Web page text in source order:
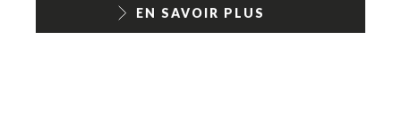
EN SAVOIR PLUS